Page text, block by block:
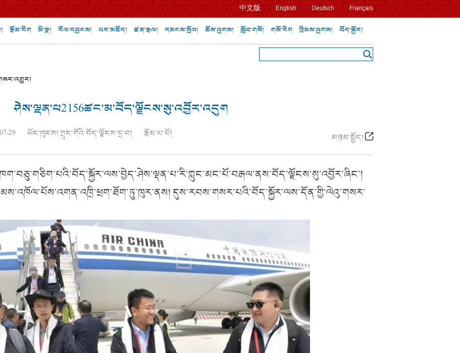
中文版 English Deutsch Français
རྩོམ་རིག མི་སྣ། རོལ་དབྱངས། པར་མཛོད། ཚན་རྩལ། དམངས་སྲོལ། ཆོས་ལུགས། སློབ་གསོ། གསོ་རིག ཁྲིམས་ལུགས། བོད་སྐྱོར།
ཤེས་ལྡན་པ2156ཚང་མ་བོད་ལྗོངས་སུ་འབྱོར་འདུག
29 ཡོང་ཁུངས། ཀྲུང་གོའི་བོད་ལྗོངས་དྲ་བ། རྩོམ་པ་པོ། མཉམ་སྤྱོད།
དུས་རབས་གསར་པའི་བོད་སྐྱོར་ལས་དོན་གྱི་ལེའུ་གསར་